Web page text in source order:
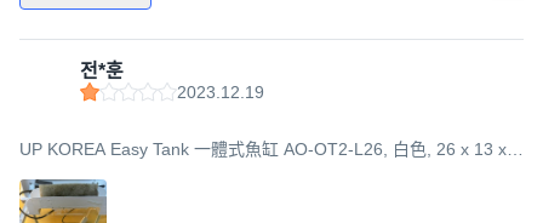
전*훈
2023.12.19
UP KOREA Easy Tank 一體式魚缸 AO-OT2-L26, 白色, 26 x 13 x